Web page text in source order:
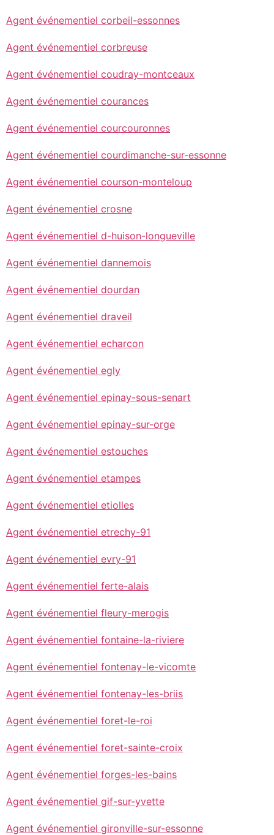
Agent événementiel corbeil-essonnes
Agent événementiel corbreuse
Agent événementiel coudray-montceaux
Agent événementiel courances
Agent événementiel courcouronnes
Agent événementiel courdimanche-sur-essonne
Agent événementiel courson-monteloup
Agent événementiel crosne
Agent événementiel d-huison-longueville
Agent événementiel dannemois
Agent événementiel dourdan
Agent événementiel draveil
Agent événementiel echarcon
Agent événementiel egly
Agent événementiel epinay-sous-senart
Agent événementiel epinay-sur-orge
Agent événementiel estouches
Agent événementiel etampes
Agent événementiel etiolles
Agent événementiel etrechy-91
Agent événementiel evry-91
Agent événementiel ferte-alais
Agent événementiel fleury-merogis
Agent événementiel fontaine-la-riviere
Agent événementiel fontenay-le-vicomte
Agent événementiel fontenay-les-briis
Agent événementiel foret-le-roi
Agent événementiel foret-sainte-croix
Agent événementiel forges-les-bains
Agent événementiel gif-sur-yvette
Agent événementiel gironville-sur-essonne